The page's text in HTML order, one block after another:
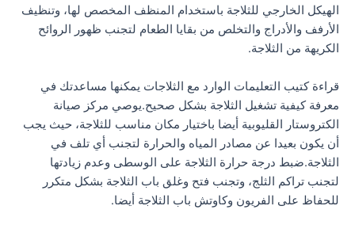
الهيكل الخارجي للثلاجة باستخدام المنظف المخصص لها، وتنظيف
الأرفف والأدراج والتخلص من بقايا الطعام لتجنب ظهور الروائح
الكريهة من الثلاجة.
قراءة كتيب التعليمات الوارد مع الثلاجات يمكنها مساعدتك في
معرفة كيفية تشغيل الثلاجة بشكل صحيح.يوصي مركز صيانة
الكتروستار القليوبية أيضا باختيار مكان مناسب للثلاجة، حيث يجب
أن يكون بعيدا عن مصادر المياه والحرارة لتجنب أي تلف في
الثلاجة.ضبط درجة حرارة الثلاجة على الوسطى وعدم زيادتها
لتجنب تراكم الثلج، وتجنب فتح وغلق باب الثلاجة بشكل متكرر
للحفاظ على الفريون وكاوتش باب الثلاجة أيضا.